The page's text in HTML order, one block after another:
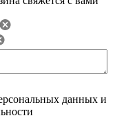
данных и